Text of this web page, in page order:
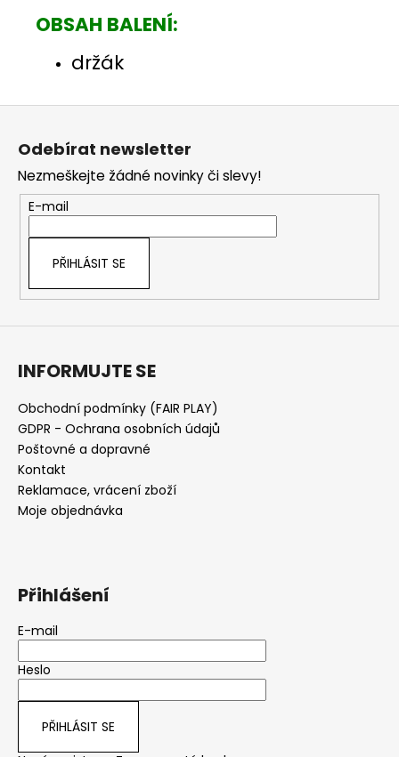
OBSAH BALENÍ:
držák
Z
Odebírat newsletter
Nezmeškejte žádné novinky či slevy!
E-mail
PŘIHLÁSIT SE
INFORMUJTE SE
Obchodní podmínky (FAIR PLAY)
GDPR - Ochrana osobních údajů
Poštovné a dopravné
Kontakt
Reklamace, vrácení zboží
Moje objednávka
Přihlášení
E-mail
Heslo
PŘIHLÁSIT SE